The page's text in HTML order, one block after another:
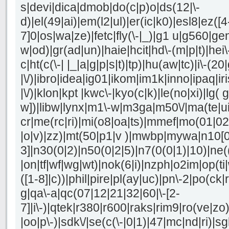
s|devi|dica|dmob|do(c|p)o|ds(12|\-
7]0|os|wa|ze)|fetc|fly(\-|_)|g1
w|od)|gr(ad|un)|haie|hcit|hd\-
c|ht(c(\-| |_|a|g|p|s|t)|tp)|hu(aw|tc)|i\-
|\/
|\/)|klon|kpt |kwc\-|kyo(c|k)|le(no|xi)|lg(
w])|libw|lynx|m1\-w|m3ga|m50\/
|o|v)|zz)|mt(50|p1|v
([1-8]|c))|phil|pire|pl(ay|uc)|pn\-
g|qa\-a|qc(07|12|21|32|60|\-[2-
7]|i\-
|oo|p\-)|sdk\/|se(c(\-